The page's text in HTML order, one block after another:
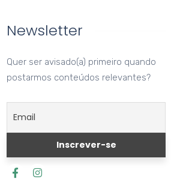
Newsletter
Quer ser avisado(a) primeiro quando
postarmos conteúdos relevantes?